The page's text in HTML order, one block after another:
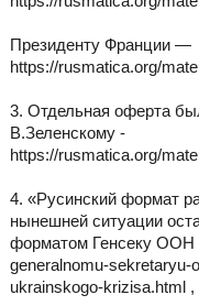
Президенту Франции —
https://rusmatica.org/
3. Отдельная оферта
В.Зеленскому -
https://rusmatica.org/
4. «Русинский формат
нынешней ситуации
форматом Генсеку ООН
generalnomu-sekretaryu-
ukrainskogo-krizisa.html ,